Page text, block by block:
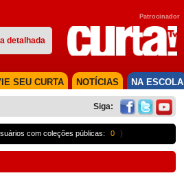
detalhada
Patrocinador
NA ESCOLA
NOTÍCIAS
SEU CURTA
Siga:
com coleções públicas: 0 }